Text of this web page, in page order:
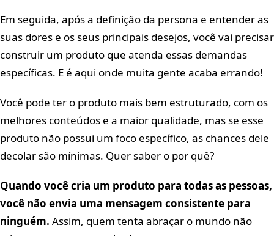
Em seguida, após a definição da persona e entender as
suas dores e os seus principais desejos, você vai precisar
construir um produto que atenda essas demandas
específicas. E é aqui onde muita gente acaba errando!
Você pode ter o produto mais bem estruturado, com os
melhores conteúdos e a maior qualidade, mas se esse
produto não possui um foco específico, as chances dele
decolar são mínimas. Quer saber o por quê?
Quando você cria um produto para todas as pessoas,
você não envia uma mensagem consistente para
ninguém. Assim, quem tenta abraçar o mundo não